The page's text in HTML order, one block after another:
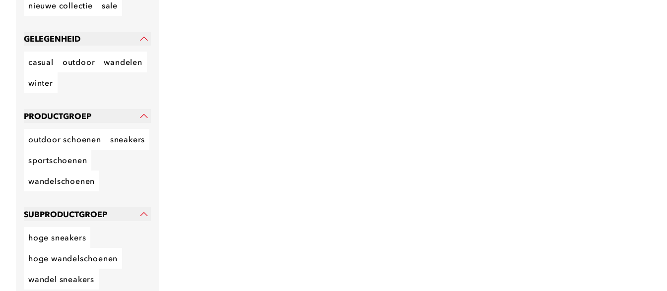
nieuwe collectie sale
GELEGENHEID
casual outdoor wandelen
winter
PRODUCTGROEP
outdoor schoenen sneakers
sportschoenen
wandelschoenen
SUBPRODUCTGROEP
hoge sneakers
hoge wandelschoenen
wandel sneakers